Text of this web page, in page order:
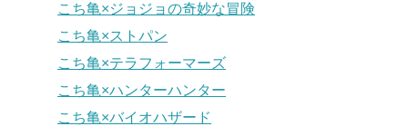
こち亀×ジョジョの奇妙な冒険
こち亀×ストパン
こち亀×テラフォーマーズ
こち亀×ハンターハンター
こち亀×バイオハザード